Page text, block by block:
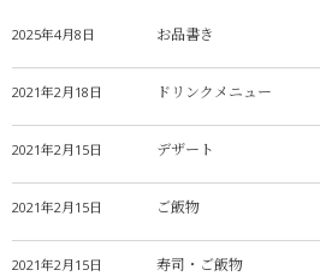
2025年4月8日 お品書き
2021年2月18日 ドリンクメニュー
2021年2月15日 デザート
2021年2月15日 ご飯物
2021年2月15日 寿司・ご飯物